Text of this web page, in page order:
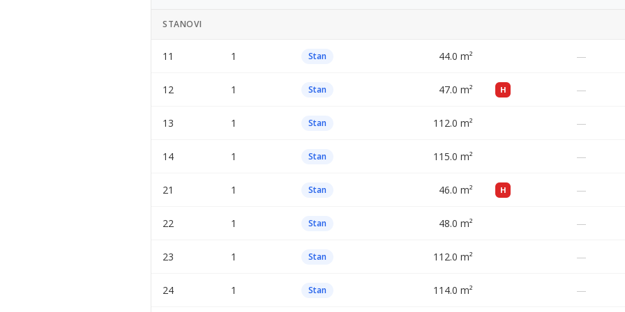
STANOVI
11 1 Stan 44.0 m² —
12 1 Stan 47.0 m² H —
13 1 Stan 112.0 m² —
14 1 Stan 115.0 m² —
21 1 Stan 46.0 m² H —
22 1 Stan 48.0 m² —
23 1 Stan 112.0 m² —
24 1 Stan 114.0 m² —